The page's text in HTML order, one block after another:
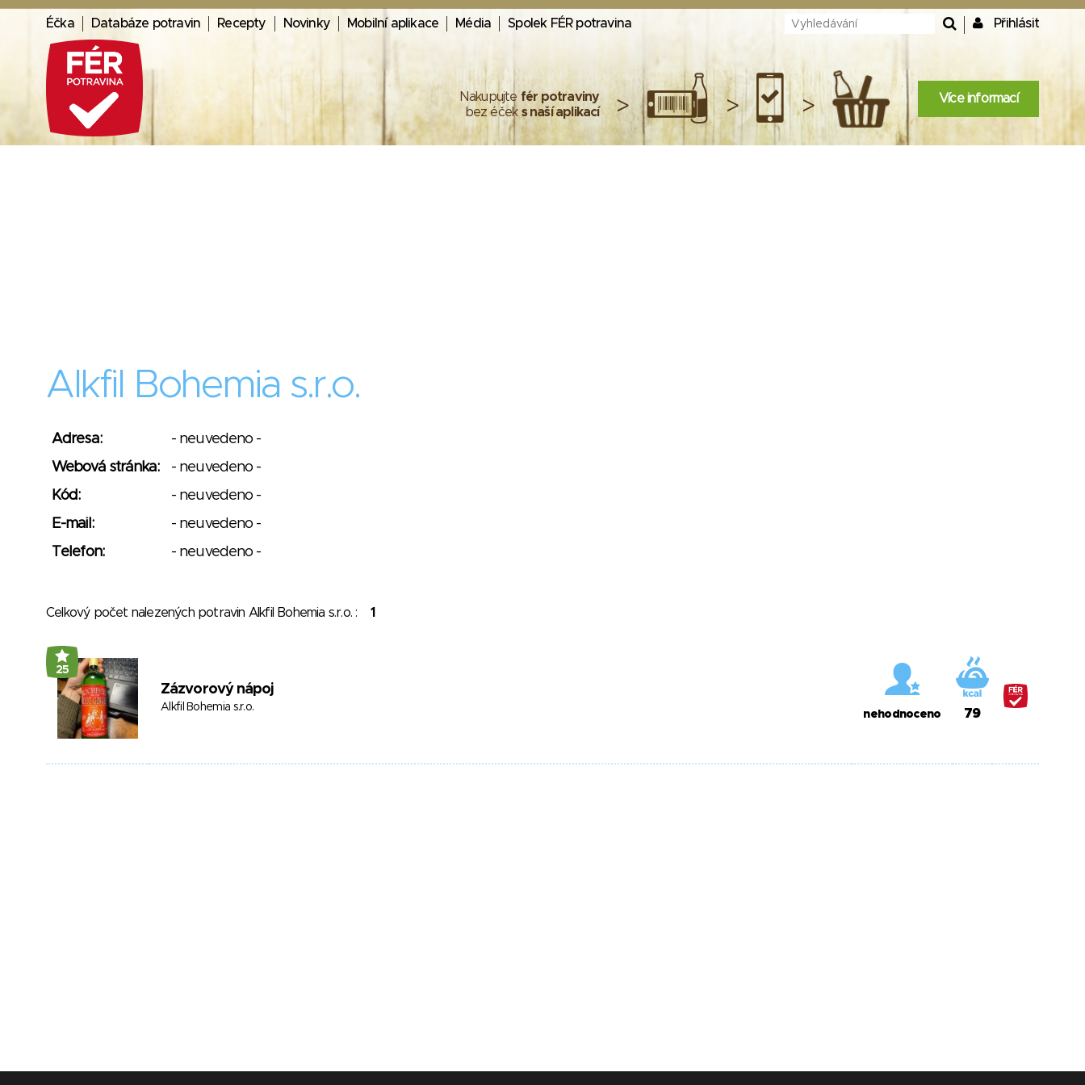
Éčka Databáze potravin Recepty Novinky Mobilní aplikace Média Spolek FÉR potravina Přihlásit
Nakupujte fér potraviny
bez éček s naší aplikací > > > Více informací
Alkfil Bohemia s.r.o.
Adresa:
- neuvedeno -
Webová stránka:
- neuvedeno -
Kód:
- neuvedeno -
E-mail:
- neuvedeno -
Telefon:
- neuvedeno -
Celkový počet nalezených potravin Alkfil Bohemia s.r.o. :1
25
Zázvorový nápoj
Alkfil Bohemia s.r.o.
nehodnoceno 79